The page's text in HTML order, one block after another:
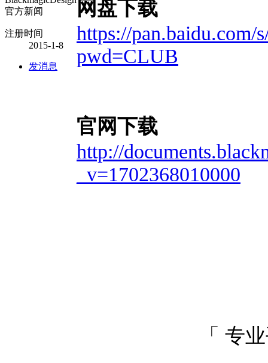
官方新闻
注册时间
2015-1-8
发消息
网盘下载
https://
pwd=CLUB
官网下载
http://
_v=1702368010000
「 专